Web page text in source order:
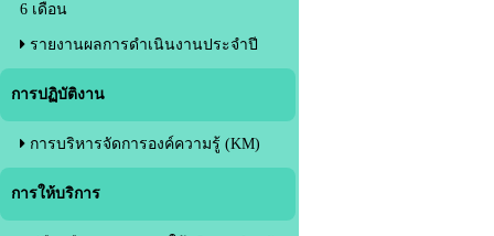
6 เดือน
รายงานผลการดำเนินงานประจำปี
การปฏิบัติงาน
การบริหารจัดการองค์ความรู้ (KM)
การให้บริการ